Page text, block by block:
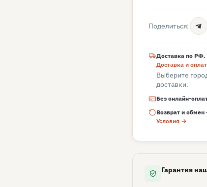
Поделиться:
Доставка по РФ.
Доставка и
Выберите
доставки.
Без онлайн-
Возврат и обмен
Условия →
Гарантия